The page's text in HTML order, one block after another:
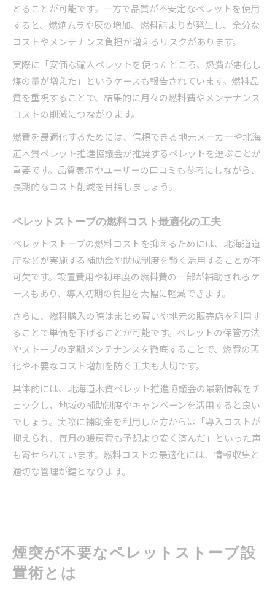
とることが可能です。一方で品質が不安定なペレットを使用
すると、燃焼ムラや灰の増加、燃料詰まりが発生し、余分な
コストやメンテナンス負担が増えるリスクがあります。
実際に「安価な輸入ペレットを使ったところ、燃費が悪化し
煤の量が増えた」というケースも報告されています。燃料品
質を重視することで、結果的に月々の燃料費やメンテナンス
コストの削減につながります。
燃費を最適化するためには、信頼できる地元メーカーや北海
道木質ペレット推進協議会が推奨するペレットを選ぶことが
重要です。品質表示やユーザーの口コミも参考にしながら、
長期的なコスト削減を目指しましょう。
ペレットストーブの燃料コスト最適化の工夫
ペレットストーブの燃料コストを抑えるためには、北海道道
庁などが実施する補助金や助成制度を賢く活用することが不
可欠です。設置費用や初年度の燃料費の一部が補助されるケ
ースもあり、導入初期の負担を大幅に軽減できます。
さらに、燃料購入の際はまとめ買いや地元の販売店を利用す
ることで単価を下げることが可能です。ペレットの保管方法
やストーブの定期メンテナンスを徹底することで、燃費の悪
化や不要なコスト増加を防ぐ工夫も大切です。
具体的には、北海道木質ペレット推進協議会の最新情報をチ
ェックし、地域の補助制度やキャンペーンを活用すると良い
でしょう。実際に補助金を利用した方からは「導入コストが
抑えられ、毎月の暖房費も予想より安く済んだ」といった声
も寄せられています。燃料コストの最適化には、情報収集と
適切な管理が鍵となります。
煙突が不要なペレットストーブ設
置術とは